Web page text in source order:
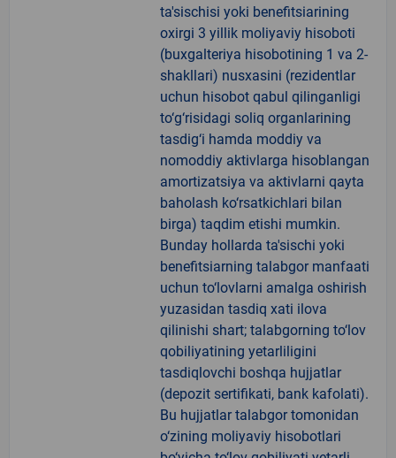
ta'sischisi yoki benefitsiarining
oxirgi 3 yillik moliyaviy hisoboti
(buxgalteriya hisobotining 1 va 2-
shakllari) nusxasini (rezidentlar
uchun hisobot qabul qilinganligi
to‘g‘risidagi soliq organlarining
tasdig‘i hamda moddiy va
nomoddiy aktivlarga hisoblangan
amortizatsiya va aktivlarni qayta
baholash ko‘rsatkichlari bilan
birga) taqdim etishi mumkin.
Bunday hollarda ta'sischi yoki
benefitsiarning talabgor manfaati
uchun to‘lovlarni amalga oshirish
yuzasidan tasdiq xati ilova
qilinishi shart; talabgorning to‘lov
qobiliyatining yetarliligini
tasdiqlovchi boshqa hujjatlar
(depozit sertifikati, bank kafolati).
Bu hujjatlar talabgor tomonidan
o‘zining moliyaviy hisobotlari